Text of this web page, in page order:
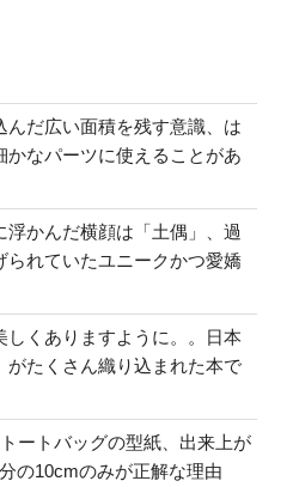
だ広い面積を残す意識、は
かなパーツに使えることがあ
かんだ横顔は「土偶」、過
られていたユニークかつ愛嬌
くありますように。。日本
がたくさん織り込まれた本で
ートバッグの型紙、出来上が
の10cmのみが正解な理由